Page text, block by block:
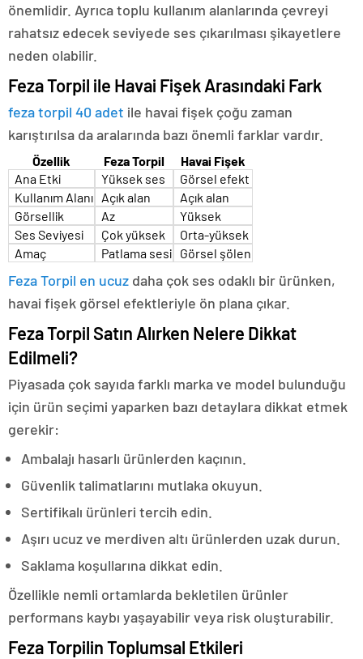
önemlidir. Ayrıca toplu kullanım alanlarında çevreyi
rahatsız edecek seviyede ses çıkarılması şikayetlere
neden olabilir.
Feza Torpil ile Havai Fişek Arasındaki Fark
feza torpil 40 adet ile havai fişek çoğu zaman
karıştırılsa da aralarında bazı önemli farklar vardır.
Özellik Feza Torpil
Havai Fişek
Ana Etki
Yüksek ses
Görsel efekt
Kullanım Alanı Açık alan
Açık alan
Görsellik
Az
Yüksek
Ses Seviyesi
Çok yüksek
Orta-yüksek
Amaç
Patlama sesi Görsel şölen
Feza Torpil en ucuz daha çok ses odaklı bir ürünken,
havai fişek görsel efektleriyle ön plana çıkar.
Feza Torpil Satın Alırken Nelere Dikkat
Edilmeli?
Piyasada çok sayıda farklı marka ve model bulunduğu
için ürün seçimi yaparken bazı detaylara dikkat etmek
gerekir:
Ambalajı hasarlı ürünlerden kaçının.
Güvenlik talimatlarını mutlaka okuyun.
Sertifikalı ürünleri tercih edin.
Aşırı ucuz ve merdiven altı ürünlerden uzak durun.
Saklama koşullarına dikkat edin.
Özellikle nemli ortamlarda bekletilen ürünler
performans kaybı yaşayabilir veya risk oluşturabilir.
Feza Torpilin Toplumsal Etkileri